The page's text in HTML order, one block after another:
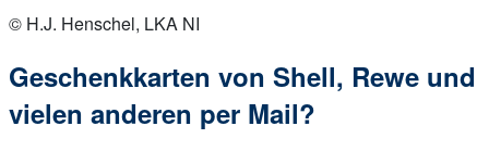
© H.J. Henschel, LKA NI
Geschenkkarten von Shell, Rewe und
vielen anderen per Mail?